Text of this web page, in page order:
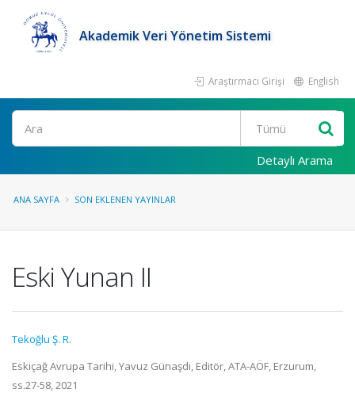
Akademik Veri Yönetim Sistemi
Araştırmacı Girişi English
Ara
Detaylı Arama
ANA SAYFA SON EKLENEN YAYINLAR
Eski Yunan II
Tekoğlu Ş. R.
Eskiçağ Avrupa Tarihi, Yavuz Günaşdı, Editör, ATA-AÖF, Erzurum,
ss.27-58, 2021